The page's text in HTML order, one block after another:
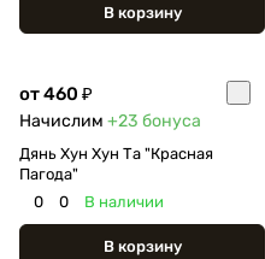
В корзину
от 460 ₽
Начислим +23 бонуса
Дянь Хун Хун Та "Красная
Пагода"
0
0 В наличии
В корзину